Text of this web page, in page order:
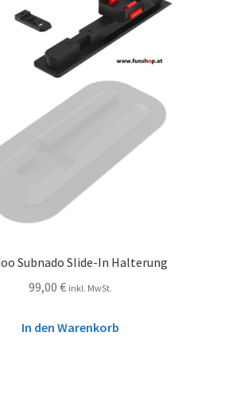
Subnado Slide-In Halterung
99,00 € inkl. MwSt.
In den Warenkorb